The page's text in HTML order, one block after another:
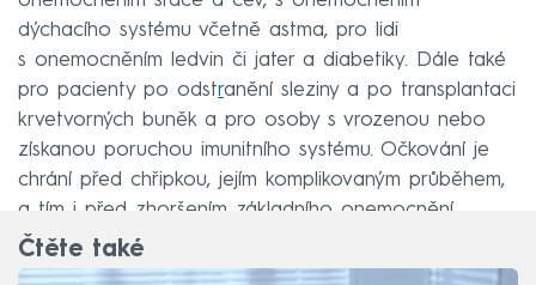
dýchacího systému včetně astma, pro lidi
s onemocněním ledvin či jater a diabetiky. Dále také
pro pacienty po odstranění sleziny a po transplantaci
krvetvorných buněk a pro osoby s vrozenou nebo
získanou poruchou imunitního systému. Očkování je
chrání před chřipkou, jejím komplikovaným průběhem,
a tím i před zhoršením základního onemocnění.
Čtěte také